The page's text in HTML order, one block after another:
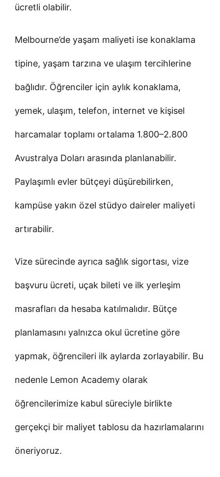
ücretli olabilir.
Melbourne’de yaşam maliyeti ise konaklama
tipine, yaşam tarzına ve ulaşım tercihlerine
bağlıdır. Öğrenciler için aylık konaklama,
yemek, ulaşım, telefon, internet ve kişisel
harcamalar toplamı ortalama 1.800–2.800
Avustralya Doları arasında planlanabilir.
Paylaşımlı evler bütçeyi düşürebilirken,
kampüse yakın özel stüdyo daireler maliyeti
artırabilir.
Vize sürecinde ayrıca sağlık sigortası, vize
başvuru ücreti, uçak bileti ve ilk yerleşim
masrafları da hesaba katılmalıdır. Bütçe
planlamasını yalnızca okul ücretine göre
yapmak, öğrencileri ilk aylarda zorlayabilir. Bu
nedenle Lemon Academy olarak
öğrencilerimize kabul süreciyle birlikte
gerçekçi bir maliyet tablosu da hazırlamalarını
öneriyoruz.